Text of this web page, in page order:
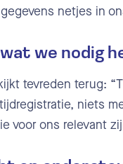
netjes in
we nodig
tevreden terug:
niets
voor ons relevant